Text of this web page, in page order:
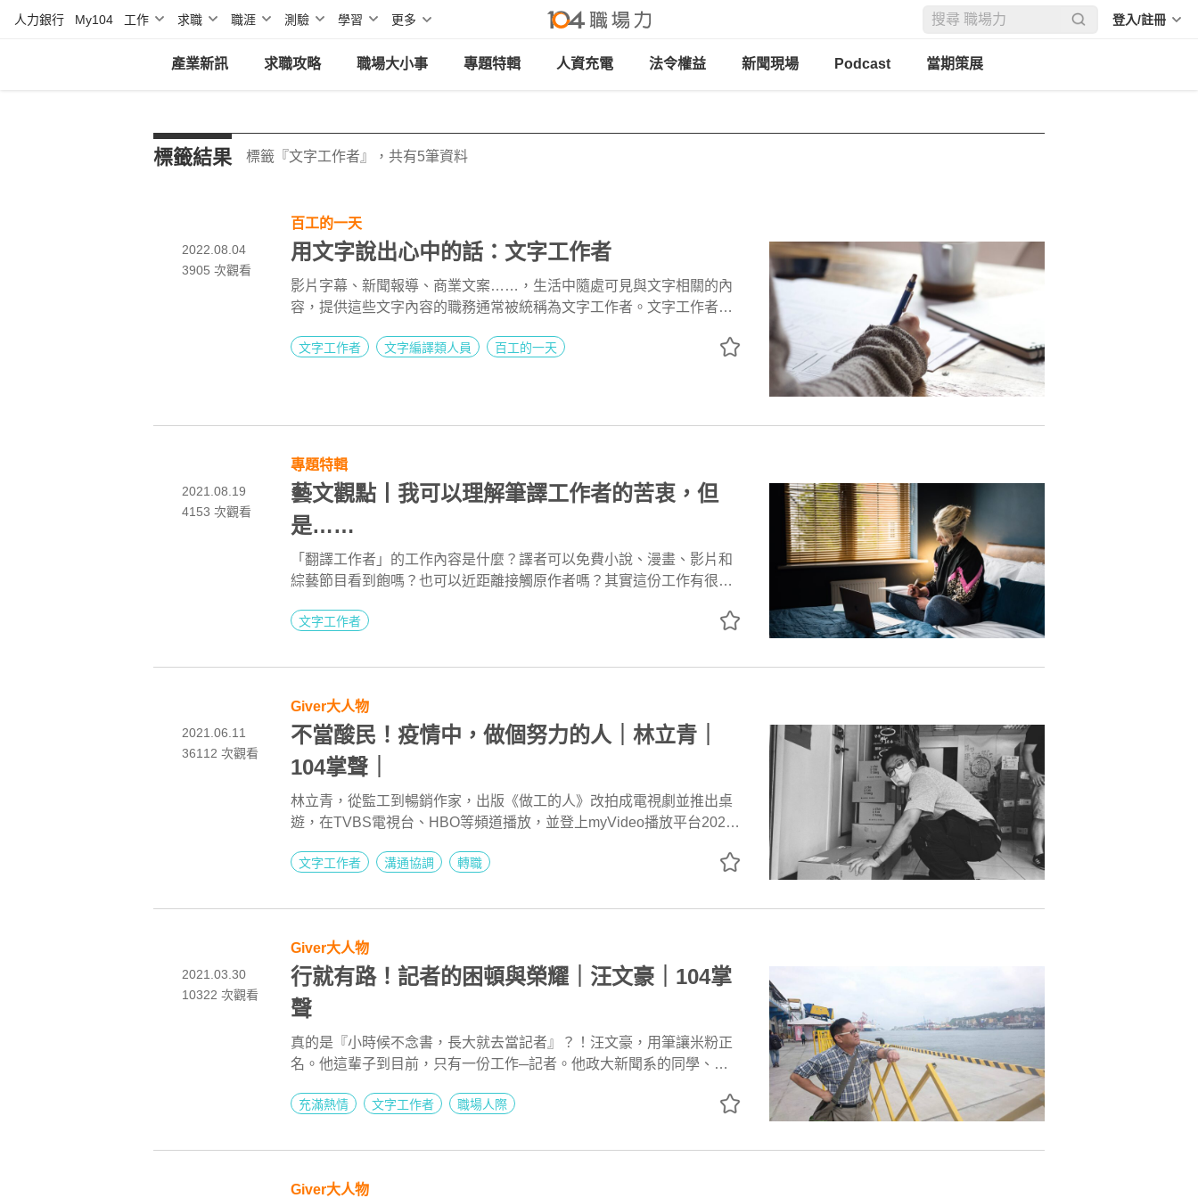
人力銀行 My104 工作 求職 職涯 測驗 學習 更多 登入/註冊
產業新訊 求職攻略 職場大小事 專題特輯 人資充電 法令權益 新聞現場 Podcast 當期策展
標籤結果 標籤『文字工作者』，共有5筆資料
2022.08.04
3905 次觀看
百工的一天
用文字說出心中的話：文字工作者
影片字幕、新聞報導、商業文案……，生活中隨處可見與文字相關的內
容，提供這些文字內容的職務通常被統稱為文字工作者。文字工作者的
聽聽潘永菁分享她認為文字工作者應該具備的特質與能力。
文字工作者 文字編譯類人員 百工的一天
2021.08.19
4153 次觀看
專題特輯
藝文觀點丨我可以理解筆譯工作者的苦衷，但
是……
「翻譯工作者」的工作內容是什麼？譯者可以免費小說、漫畫、影片和
綜藝節目看到飽嗎？也可以近距離接觸原作者嗎？其實這份工作有很多
非常低廉......但真正的挑戰還是在於對於翻譯語句和文字編排的斟字酌句
很多翻譯者的心情寫照。
文字工作者
2021.06.11
36112 次觀看
Giver大人物
不當酸民！疫情中，做個努力的人｜林立青｜
104掌聲｜
林立青，從監工到暢銷作家，出版《做工的人》改拍成電視劇並推出桌
遊，在TVBS電視台、HBO等頻道播放，並登上myVideo播放平台2020
生。疫情期間，他和多數人一樣，沒了收入、只能燒存款；看新聞、論
人。「當酸民沒有建設性，幫助別人，反而覺得很踏實！」
文字工作者 溝通協調 轉職
2021.03.30
10322 次觀看
Giver大人物
行就有路！記者的困頓與榮耀｜汪文豪｜104掌
聲
真的是『小時候不念書，長大就去當記者』？！汪文豪，用筆讓米粉正
名。他這輩子到目前，只有一份工作─記者。他政大新聞系的同學、學
或特助，汪文豪始終如一，當過聯合報和天下雜誌記者、共同創辦網路
拿下三次亞洲出版協會（The Society of Publishers in Asia 簡稱
獎。
充滿熱情 文字工作者 職場人際
Giver大人物